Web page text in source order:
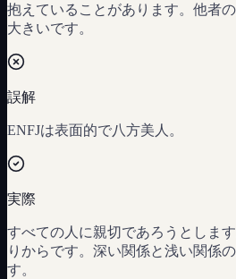
抱えていることがあります。他者
大きいです。
誤解
ENFJは表面的で八方美人。
実際
すべての人に親切であろうとしま
りからです。深い関係と浅い関係
す。